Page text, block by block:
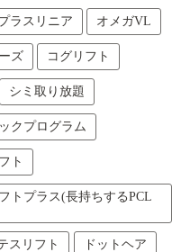
ラスリニア オメガVL
ズ コグリフト
シミ取り放題
クプログラム
ト
トプラス(長持ちするPCL
スリフト ドットヘア